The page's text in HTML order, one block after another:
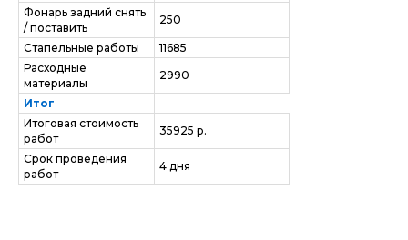
Фонарь задний снять
/ поставить
250
Стапельные работы
11685
Расходные
материалы
2990
Итог
Итоговая стоимость
работ
35925 р.
Срок проведения
работ
4 дня